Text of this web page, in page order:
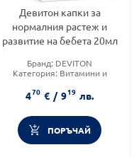
Девитон капки за
нормалния растеж и
развитие на бебета 20мл
Бранд: DEVITON
Категория: Витамини и
Форма на продукта:капки
470 € / 919 лв.
ПОРЪЧАЙ